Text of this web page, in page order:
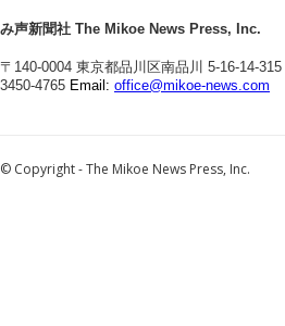
み声新聞社 The Mikoe News Press, Inc.
〒140-0004 東京都品川区南品川 5-16-14-315
3450-4765 Email: office@mikoe-news.com
© Copyright - The Mikoe News Press, Inc.